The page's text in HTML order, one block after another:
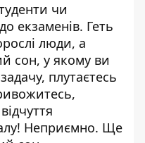
чи
екзаменів. Геть
люди, а
сон, у якому ви
плутаєтесь
Неприємно. Ще